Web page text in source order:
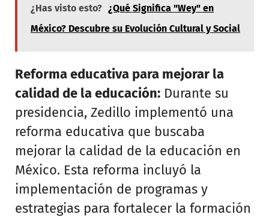
¿Has visto esto? ¿Qué Significa "Wey" en
México? Descubre su Evolución Cultural y Social
Reforma educativa para mejorar la
calidad de la educación: Durante su
presidencia, Zedillo implementó una
reforma educativa que buscaba
mejorar la calidad de la educación en
México. Esta reforma incluyó la
implementación de programas y
estrategias para fortalecer la formación